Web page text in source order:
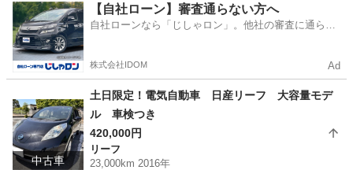
千葉 松戸市 松戸駅 その他 タンク
【自社ローン】審査通らない方へ
自社ローンなら「じしゃロン」。他社の審査に通らな
株式会社IDOM Ad
中古車
土日限定！電気自動車 日産リーフ 大容量モデ
ル 車検つき
420,000円
リーフ
23,000km 2016年